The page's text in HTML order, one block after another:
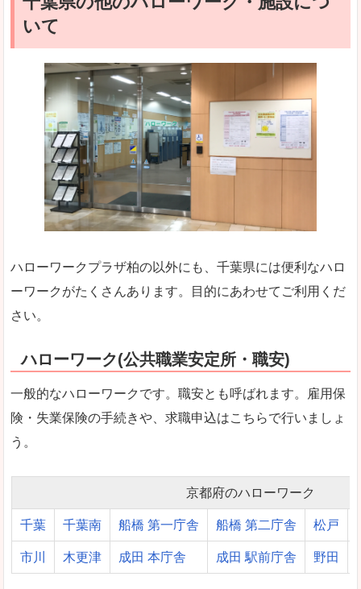
いて
ハローワークプラザ柏の以外にも、千葉県には便利なハロ
ーワークがたくさんあります。目的にあわせてご利用くだ
さい。
ハローワーク(公共職業安定所・職安)
一般的なハローワークです。職安とも呼ばれます。雇用保
険・失業保険の手続きや、求職申込はこちらで行いましょ
う。
京都府のハローワーク
千葉 千葉南 船橋 第一庁舎 船橋 第二庁舎 松戸
市川 木更津 成田 本庁舎 成田 駅前庁舎 野田